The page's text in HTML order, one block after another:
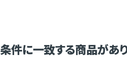
条件に一致する商品があ